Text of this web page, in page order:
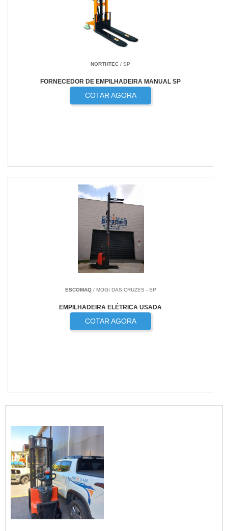
NORTHTEC / SP
FORNECEDOR DE EMPILHADEIRA MANUAL SP
COTAR AGORA
ESCOMAQ/ MOGI DAS CRUZES - SP
EMPILHADEIRA ELÉTRICA USADA
COTAR AGORA